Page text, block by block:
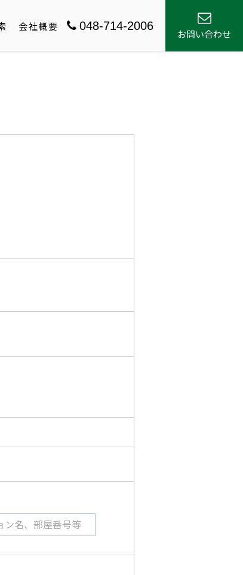
会社概要 048-714-2006
お問い合わせ
ン名、部屋番号等